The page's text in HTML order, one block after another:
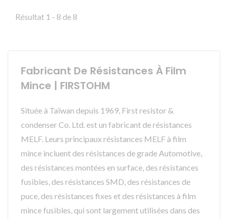
Résultat 1 - 8 de 8
Fabricant De Résistances À Film
Mince | FIRSTOHM
Située à Taïwan depuis 1969, First resistor &
condenser Co. Ltd. est un fabricant de résistances
MELF. Leurs principaux résistances MELF à film
mince incluent des résistances de grade Automotive,
des résistances montées en surface, des résistances
fusibles, des résistances SMD, des résistances de
puce, des résistances fixes et des résistances à film
mince fusibles, qui sont largement utilisées dans des